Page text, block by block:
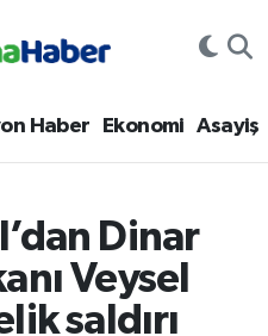
Haber Ekonomi Asayiş
Dinar
Veysel
saldırı
Eczaneler
Yoğunluk Haritası